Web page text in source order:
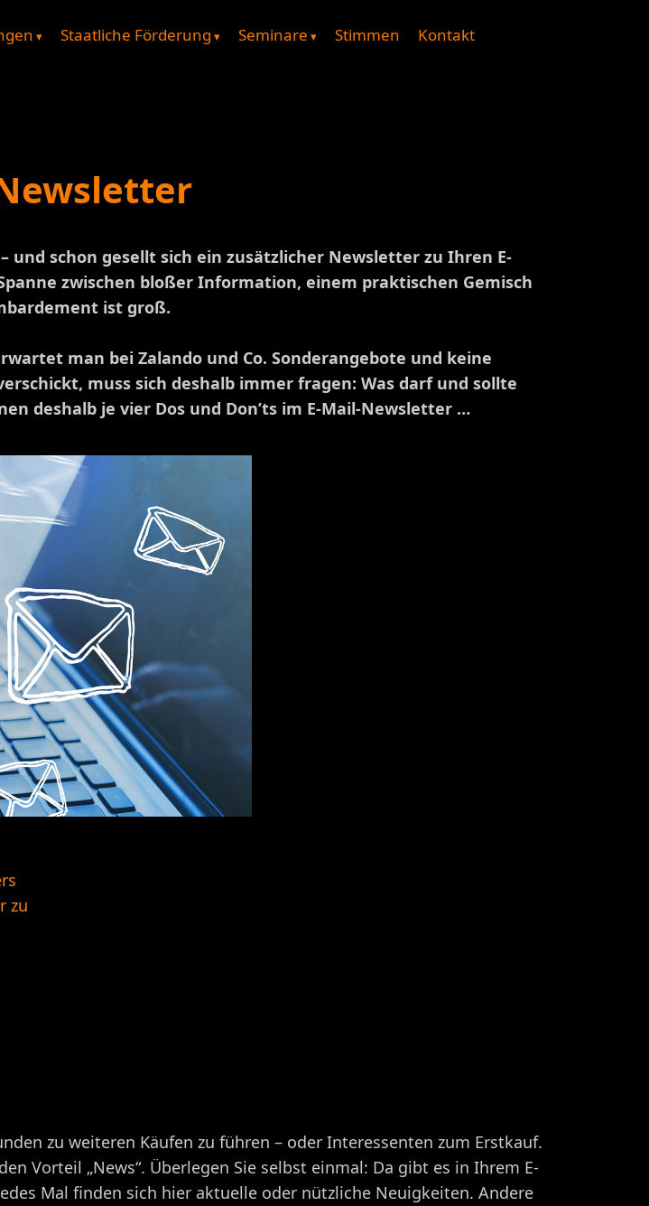
Staatliche Förderung Seminare Stimmen Kontakt
und schon gesellt sich ein zusätzlicher Newsletter zu Ihren E-
zwischen bloßer Information, einem praktischen Gemisch
ist groß.
man bei Zalando und Co. Sonderangebote und keine
muss sich deshalb immer fragen: Was darf und sollte
deshalb je vier Dos und Don’ts im E-Mail-Newsletter …
zu
zu weiteren Käufen zu führen – oder Interessenten zum Erstkauf.
Vorteil „News“. Überlegen Sie selbst einmal: Da gibt es in Ihrem E-
Mal finden sich hier aktuelle oder nützliche Neuigkeiten. Andere